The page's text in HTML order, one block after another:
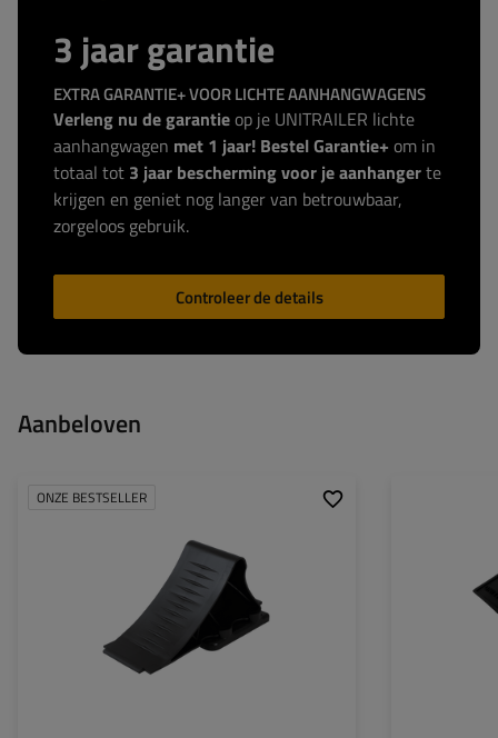
3 jaar garantie
EXTRA GARANTIE+ VOOR LICHTE AANHANGWAGENS
Verleng nu de garantie op je UNITRAILER lichte
aanhangwagen met 1 jaar! Bestel Garantie+ om in
totaal tot 3 jaar bescherming voor je aanhangerte
krijgen en geniet nog langer van betrouwbaar,
zorgeloos gebruik.
Controleer de details
Aanbeloven
ONZE BESTSELLER
Bovenste dikte: